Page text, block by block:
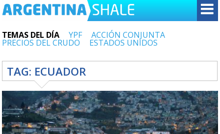
TEMAS DEL DÍA YPF ACCIÓN CONJUNTA
PRECIOS DEL CRUDO ESTADOS UNIDOS
TAG: ECUADOR